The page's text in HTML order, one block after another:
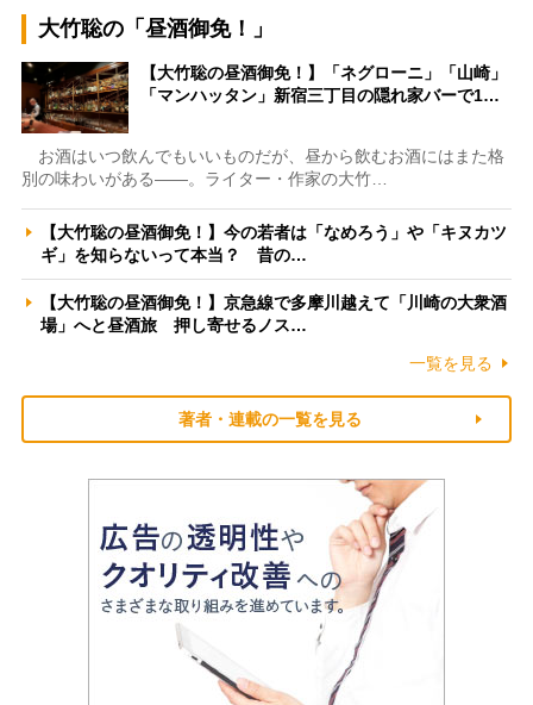
大竹聡の「昼酒御免！」
【大竹聡の昼酒御免！】「ネグローニ」「山崎」
「マンハッタン」新宿三丁目の隠れ家バーで1…
お酒はいつ飲んでもいいものだが、昼から飲むお酒にはまた格
別の味わいがある――。ライター・作家の大竹…
【大竹聡の昼酒御免！】今の若者は「なめろう」や「キヌカツ
ギ」を知らないって本当？ 昔の…
【大竹聡の昼酒御免！】京急線で多摩川越えて「川崎の大衆酒
場」へと昼酒旅 押し寄せるノス…
一覧を見る
著者・連載の一覧を見る